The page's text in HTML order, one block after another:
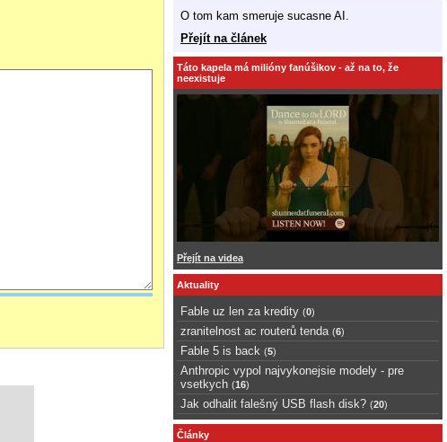
O tom kam smeruje sucasne AI.
Přejít na článek
Táto kapela má milióny fanúšikov - až na to, že
neexistuje
Přejít na videa
Aktuality
Fable uz len za kredity (0)
zranitelnost ac routerů tenda (6)
Fable 5 is back (5)
Anthropic vypol najvykonejsie modely - pre
vsetkych (16)
Jak odhalit falešný USB flash disk? (20)
Články